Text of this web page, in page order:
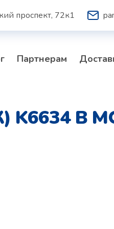
проспект, 72к1
Партнерам
K6634 В